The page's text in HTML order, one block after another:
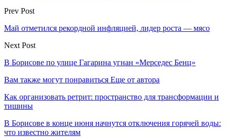
Prev Post
Май отметился рекордной инфляцией, лидер роста — мясо
Next Post
В Борисове по улице Гагарина угнан «Мерседес Бенц»
Вам также могут понравиться Еще от автора
Как организовать ретрит: пространство для трансформации и
тишины
В Борисове в конце июня начнутся отключения горячей воды:
что известно жителям